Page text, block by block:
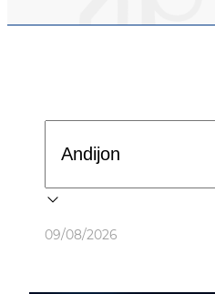
09/08/2026